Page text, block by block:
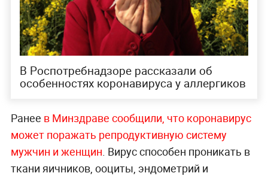
В Роспотребнадзоре рассказали об
особенностях коронавируса у аллергиков
Ранее в Минздраве сообщили, что коронавирус
может поражать репродуктивную систему
мужчин и женщин . Вирус способен проникать в
ткани яичников, ооциты, эндометрий и